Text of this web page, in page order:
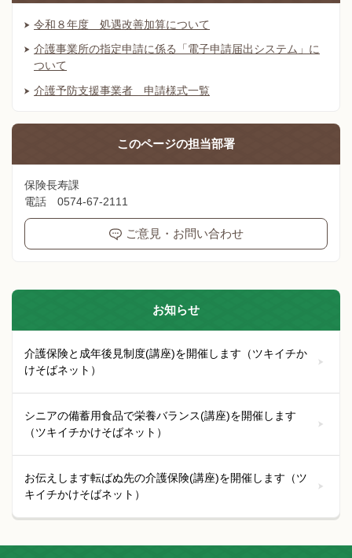
令和８年度 処遇改善加算について
介護事業所の指定申請に係る「電子申請届出システム」に
ついて
介護予防支援事業者 申請様式一覧
このページの担当部署
保険長寿課
電話 0574-67-2111
ご意見・お問い合わせ
お知らせ
介護保険と成年後見制度(講座)を開催します（ツキイチか
けそばネット）
シニアの備蓄用食品で栄養バランス(講座)を開催します
（ツキイチかけそばネット）
お伝えします転ばぬ先の介護保険(講座)を開催します（ツ
キイチかけそばネット）